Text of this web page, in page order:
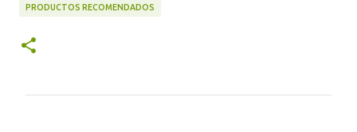
PRODUCTOS RECOMENDADOS